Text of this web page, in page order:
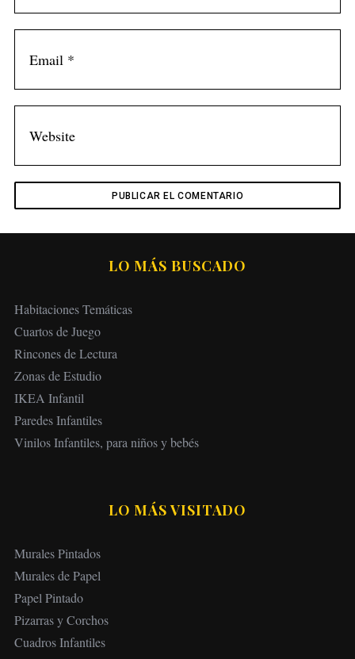
LO MÁS BUSCADO
Habitaciones Temáticas
Cuartos de Juego
Rincones de Lectura
Zonas de Estudio
IKEA Infantil
Paredes Infantiles
Vinilos Infantiles, para niños y bebés
LO MÁS VISITADO
Murales Pintados
Murales de Papel
Papel Pintado
Pizarras y Corchos
Cuadros Infantiles